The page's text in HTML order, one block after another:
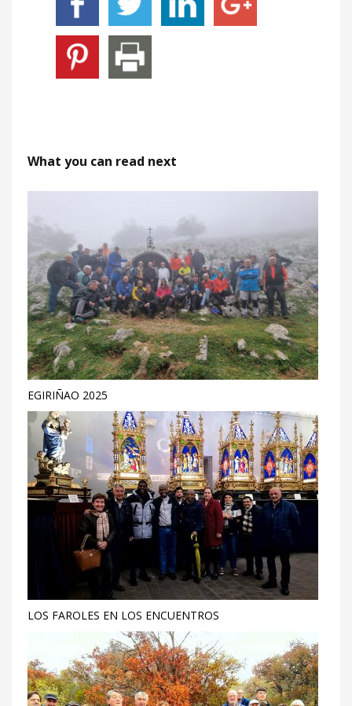
What you can read next
EGIRIÑAO 2025
LOS FAROLES EN LOS ENCUENTROS